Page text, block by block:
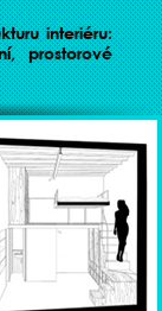
PROSTORU
interiéru:
prostorové